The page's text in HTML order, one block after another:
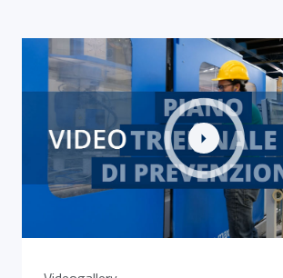
Link alla Gallery Piano triennale